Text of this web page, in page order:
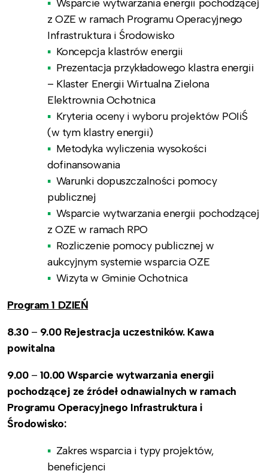
Wsparcie wytwarzania energii pochodzącej
z OZE w ramach Programu Operacyjnego
Infrastruktura i Środowisko
Koncepcja klastrów energii
Prezentacja przykładowego klastra energii
– Klaster Energii Wirtualna Zielona
Elektrownia Ochotnica
Kryteria oceny i wyboru projektów POIiŚ
(w tym klastry energii)
Metodyka wyliczenia wysokości
dofinansowania
Warunki dopuszczalności pomocy
publicznej
Wsparcie wytwarzania energii pochodzącej
z OZE w ramach RPO
Rozliczenie pomocy publicznej w
aukcyjnym systemie wsparcia OZE
Wizyta w Gminie Ochotnica
Program 1 DZIEŃ
8.30 – 9.00 Rejestracja uczestników. Kawa
powitalna
9.00 – 10.00 Wsparcie wytwarzania energii
pochodzącej ze źródeł odnawialnych w ramach
Programu Operacyjnego Infrastruktura i
Środowisko:
Zakres wsparcia i typy projektów,
beneficjenci